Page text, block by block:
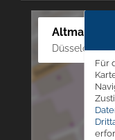
Altmann
Düsseldorfer
Für